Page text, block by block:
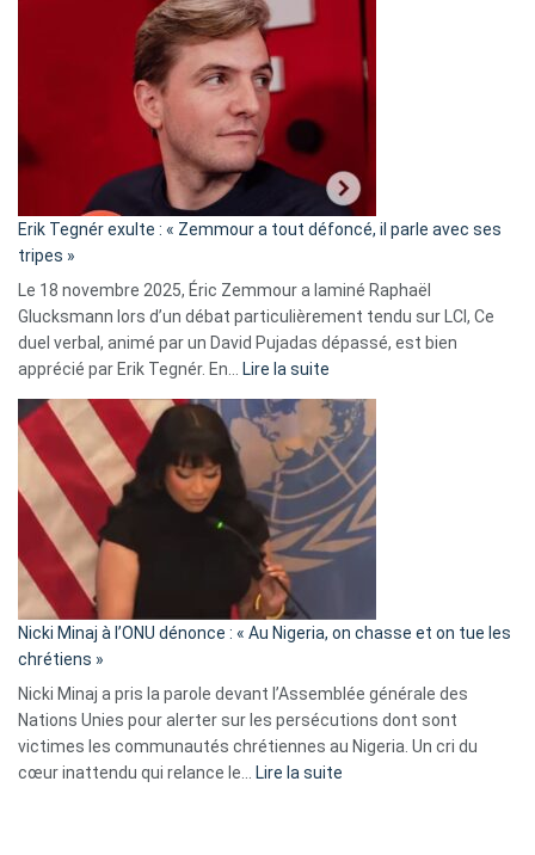
d’alliance
secrète
«
C’est
fake
news
»
Erik Tegnér exulte : « Zemmour a tout défoncé, il parle avec ses
tripes »
Le 18 novembre 2025, Éric Zemmour a laminé Raphaël
Glucksmann lors d’un débat particulièrement tendu sur LCI, Ce
duel verbal, animé par un David Pujadas dépassé, est bien
apprécié par Erik Tegnér. En… Lire la suite
Erik
Tegnér
exulte
:
« Zemmour
a
tout
parle
ses
tripes »
Nicki Minaj à l’ONU dénonce : « Au Nigeria, on chasse et on tue les
chrétiens »
Nicki Minaj a pris la parole devant l’Assemblée générale des
Nations Unies pour alerter sur les persécutions dont sont
victimes les communautés chrétiennes au Nigeria. Un cri du
cœur inattendu qui relance le… Lire la suite